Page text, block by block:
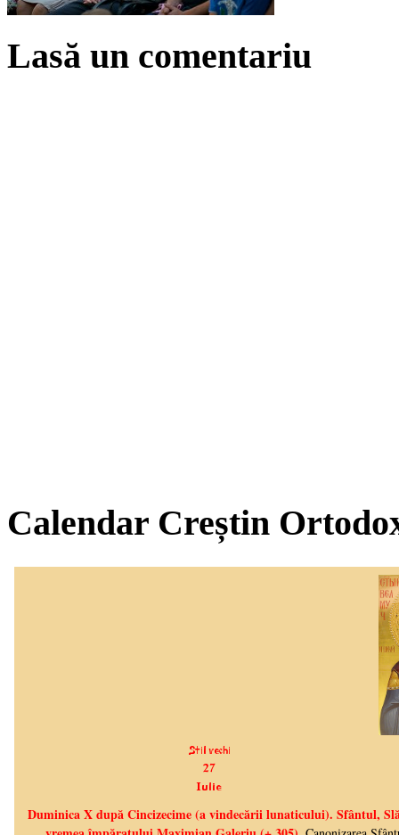
Lasă un comentariu
Calendar Creștin